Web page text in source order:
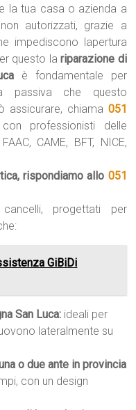
la tua casa o azienda a
autorizzati, grazie a
impediscono lapertura
questo lariparazione di
è fondamentale per
passiva che questo
assicurare, chiama 051
professionisti delle
CAME, BFT, NICE,
rispondiamo allo 051
progettati per
GiBiDi
San Luca: ideali per
lateralmente su
o due ante in provincia
con un design